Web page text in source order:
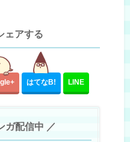
ェアする
はてなB! LINE
ガ配信中 ／